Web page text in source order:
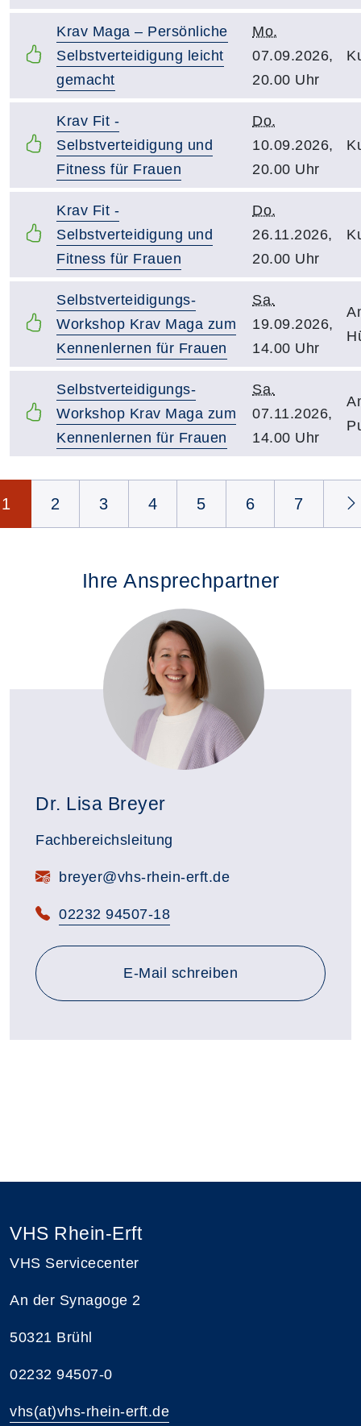
Krav Maga – Persönliche
Selbstverteidigung leicht
gemacht
Mo.
07.09.2026,
20.00 Uhr
Krav Fit -
Selbstverteidigung und
Fitness für Frauen
Do.
10.09.2026,
20.00 Uhr
Krav Fit -
Selbstverteidigung und
Fitness für Frauen
Do.
26.11.2026,
20.00 Uhr
Selbstverteidigungs-
Workshop Krav Maga zum
Kennenlernen für Frauen
Sa.
19.09.2026,
14.00 Uhr
Selbstverteidigungs-
Workshop Krav Maga zum
Kennenlernen für Frauen
Sa.
07.11.2026,
14.00 Uhr
1 2 3 4 5 6 7
Ihre Ansprechpartner
Dr. Lisa Breyer
Fachbereichsleitung
E-Mail:breyer@vhs-rhein-erft.de
Telefon:
02232 94507-18
E-Mail schreiben
VHS Rhein-Erft
VHS Servicecenter
An der Synagoge 2
50321 Brühl
02232 94507-0
vhs(at)vhs-rhein-erft.de